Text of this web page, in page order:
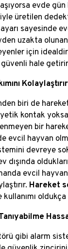
evde
üretilen
sayesinde
uzakta
için
hale
Kolaylaştırır
biri de
kontak
bir
evcil hayvan
devreye
dışında
evcil
Hareket
oldukça
gibi alarm